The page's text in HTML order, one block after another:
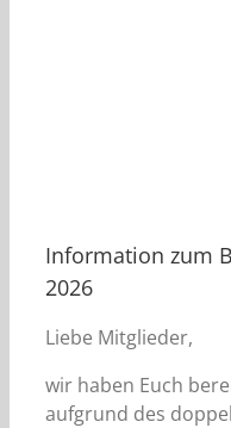
Information zum
2026
Liebe Mitglieder,
wir haben Euch
aufgrund des